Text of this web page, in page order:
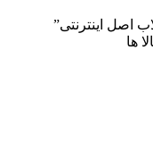
اصل اینترنتی”
ها